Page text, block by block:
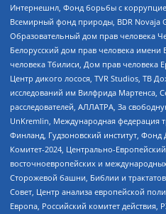
Интернешнл, Фонд борьбы с
Всемирный фонд природы, BDR Novaja
Образовательный дом прав человека
Белорусский дом прав человека имени
человека Тбилиси, Дом прав человека
Центр дикого лосося, TVR Studios, ТВ
исследований им Вилфрида Мартенса,
расследователей, АЛЛАТРА, За
UnKremlin, Международная федерация
Финланд, Гудзоновский институт, Фонд
Комитет-2024, Центрально-
восточноевропейских и
Сторожевой башни, Библии и
Совет, Центр анализа европейской
Европа, Российский комитет